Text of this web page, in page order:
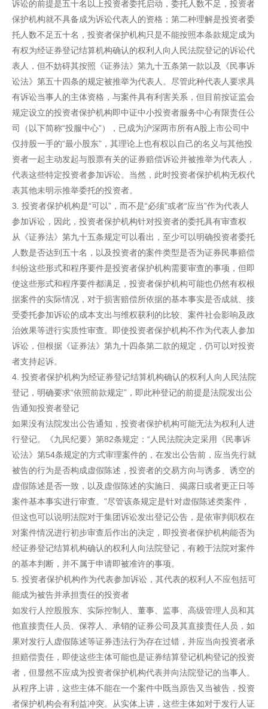
诉讼的前提是五十名以上投资者委托启动，委托人数不足，投资者
保护机构就不具备成为诉讼代表人的资格；第二种理解是投资者委
托人数不足五十名，投资者保护机构只是不能按照本条款规定成为
有权为经证券登记结算机构确认的权利人向人民法院登记的诉讼代
表人，但不妨碍其按照《证券法》第九十五条第一款以及《民事诉
讼法》第五十四条的规定被推举为代表人。尽管此种代表人要求具
有诉讼当事人的主体资格，与案件具有利害关系，但目前按证监会
规定设立的投资者保护机构即中证中小投资者服务中心有限责任公
司（以下简称“投服中心”），已成为沪深两市所有A股上市公司中
仅持股一手的“最小股东”，其理论上也有权以自己的名义与其他投
资者一起主动发起与股票有关的证券赔偿诉讼并被推举为代表人，
代表这些特定投资者参加诉讼。当然，此时投资者保护机构无权代
表其他未明示推举委托的投资者。
3. 投资者保护机构是“可以”，而不是“必须”或者“应当”作为代表人
参加诉讼，因此，投资者保护机构针对投资者的委托具有审查权
从《证券法》第九十五条规定可以看出，至少可以明确投资者委托
人数是否达到五十名，以及投资者的案件类型是否为证券民事赔偿
纠纷这些形式和程序要件是投资者保护机构需要审查的事项，但即
使这些形式和程序要件都满足，投资者保护机构可能也仍然有权根
据案件的实际情况，对于损害赔偿所依据的基本事实是否成就、接
受委托参加诉讼的成本支出与维权获利的比较、案件社会影响及政
治效果等进行实质性审查。即使投资者保护机构不作为代表人参加
诉讼，但根据《证券法》第九十四条第二款的规定，仍可以对投资
者支持起诉。
4. 投资者保护机构为经证券登记结算机构确认的权利人向人民法院
登记，明确要求“依照前款规定”，即此种登记的前提是法院发出公
告通知投资者登记
如果没有法院发出公告通知，投资者保护机构可能无法为权利人进
行登记。《九民纪要》第82条规定：“人民法院决定采用《民事诉
讼法》第54条规定的方式审理案件的，在发出公告前，应当先行就
被告的行为是否构成虚假陈述，投资者的交易方向与诱多、诱空的
虚假陈述是否一致，以及虚假陈述的实施日、揭露日或者更正日等
案件基本事实进行审查。”尽管该条规定是针对虚假陈述类案件，
但这也可以说明法院对于集团诉讼发出登记公告，是依审判职权在
对案件情况进行初步审查后作出的决定，即投资者保护机构能否为
经证券登记结算机构确认的权利人向法院登记，有赖于法院对案件
的基本判断，并不属于申请即被准许的事项。
5. 投资者保护机构作为代表参加诉讼，其代表的权利人不应包括可
能成为被告并承担责任的投资者
如发行人控股股东、实际控制人、董事、监事、高级管理人员和其
他直接责任人员、保荐人、承销的证券公司及其直接责任人员，如
果对发行人虚假陈述等证券违法行为存在过错，并应当向投资者承
担赔偿责任，即使这些主体可能也是证券结算登记机构登记的投资
者，但显然不应成为投资者保护机构代表并向法院登记的当事人。
从程序上讲，这些主体不能在一个案件中既当原告又当被告，投资
者保护机构会有利益冲突。从实体上讲，这些主体如对于发行人证